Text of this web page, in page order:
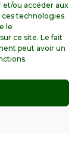
et/ou accéder aux
ces technologies
le
ce site. Le fait
peut avoir un
de